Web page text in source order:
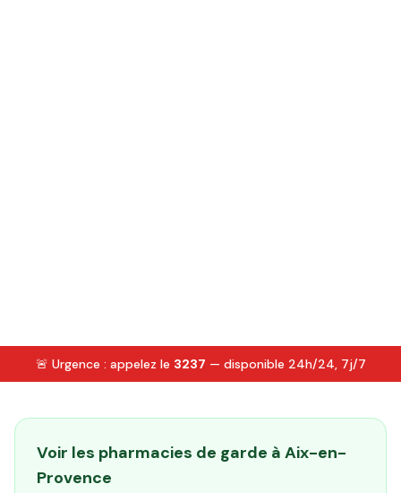
🚨 Urgence : appelez le 3237 — disponible 24h/24, 7j/7
Voir les pharmacies de garde à Aix-en-
Provence